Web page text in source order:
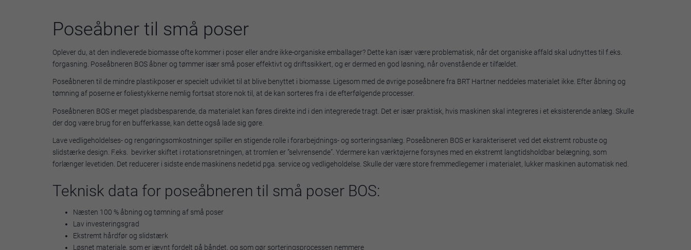
Poseåbner til små poser
Oplever du, at den indleverede biomasse ofte kommer i poser eller andre ikke-organiske emballager? Dette kan især være problematisk, når det organiske affald skal udnyttes til f.eks.
forgasning. Poseåbneren BOS åbner og tømmer især små poser effektivt og driftssikkert, og er dermed en god løsning, når ovenstående er tilfældet.
Poseåbneren til de mindre plastikposer er specielt udviklet til at blive benyttet i biomasse. Ligesom med de øvrige poseåbnere fra BRT Hartner neddeles materialet ikke. Efter åbning og
tømning af poserne er foliestykkerne nemlig fortsat store nok til, at de kan sorteres fra i de efterfølgende processer.
Poseåbneren BOS er meget pladsbesparende, da materialet kan føres direkte ind i den integrerede tragt. Det er især praktisk, hvis maskinen skal integreres i et eksisterende anlæg. Skulle
der dog være brug for en bufferkasse, kan dette også lade sig gøre.
Lave vedligeholdelses- og rengøringsomkostninger spiller en stigende rolle i forarbejdnings- og sorteringsanlæg. Poseåbneren BOS er karakteriseret ved det ekstremt robuste og
slidstærke design. F.eks. bevirker skiftet i rotationsretningen, at tromlen er ”selvrensende”. Ydermere kan værktøjerne forsynes med en ekstremt langtidsholdbar belægning, som
forlænger levetiden. Det reducerer i sidste ende maskinens nedetid pga. service og vedligeholdelse. Skulle der være store fremmedlegemer i materialet, lukker maskinen automatisk ned.
Teknisk data for poseåbneren til små poser BOS:
Næsten 100 % åbning og tømning af små poser
Lav investeringsgrad
Ekstremt hårdfør og slidstærk
Løsnet materiale, som er jævnt fordelt på båndet, og som gør sorteringsprocessen nemmere